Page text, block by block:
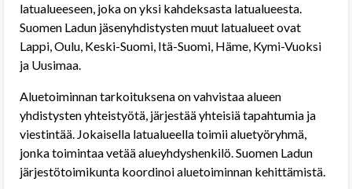
latualueeseen, joka on yksi kahdeksasta latualueesta.
Suomen Ladun jäsenyhdistysten muut latualueet ovat
Lappi, Oulu, Keski-Suomi, Itä-Suomi, Häme, Kymi-Vuoksi
ja Uusimaa.
Aluetoiminnan tarkoituksena on vahvistaa alueen
yhdistysten yhteistyötä, järjestää yhteisiä tapahtumia ja
viestintää. Jokaisella latualueella toimii aluetyöryhmä,
jonka toimintaa vetää alueyhdyshenkilö. Suomen Ladun
järjestötoimikunta koordinoi aluetoiminnan kehittämistä.